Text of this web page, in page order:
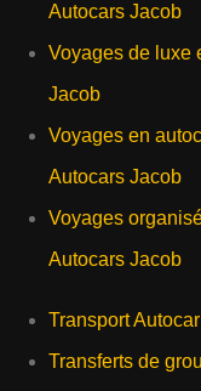
Autocars Jacob
Voyages de luxe
Jacob
Voyages en
Autocars Jacob
Voyages
Autocars Jacob
Transport
Transferts de